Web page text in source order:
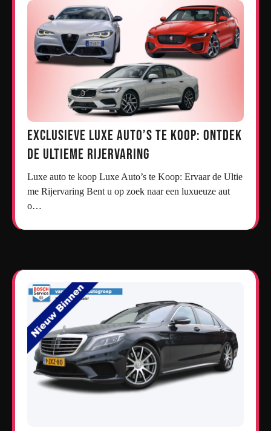
Exclusieve Luxe Auto’s te Koop: Ontdek
de Ultieme Rijervaring
Luxe auto te koop Luxe Auto’s te Koop: Ervaar de Ultie
me Rijervaring Bent u op zoek naar een luxueuze aut
o…